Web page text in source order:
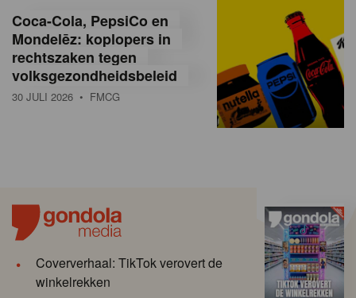
Coca-Cola, PepsiCo en
Mondelēz: koplopers in
rechtszaken tegen
volksgezondheidsbeleid
30 JULI 2026 • FMCG
Coververhaal: TikTok verovert de
winkelrekken